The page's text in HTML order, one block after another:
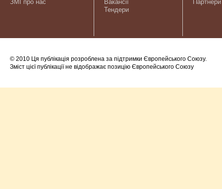
ЗМІ про нас
Вакансії
Тендери
Партнери
© 2010 Ця публікація розроблена за підтримки Європейського Союзу.
Зміст цієї публікації не відображає позицію Європейського Союзу